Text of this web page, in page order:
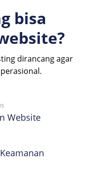
bisa
dirancang agar
Website